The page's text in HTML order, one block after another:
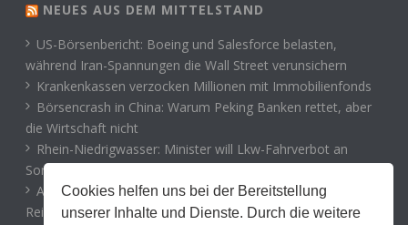
Cookies helfen uns bei der Bereitstellung
unserer Inhalte und Dienste. Durch die weitere
NEUES AUS DEM MITTELSTAND
US-Börsenbericht: Boeing und Salesforce belasten,
während Iran-Spannungen die Wall Street verunsichern
Krankenkassen verzocken Millionen mit Immobilienfonds
Börsencrash in China: Warum Peking Banken rettet, aber
die Wirtschaft nicht
Rhein-Niedrigwasser: Minister will Lkw-Fahrverbot an
Sonn- und Feiertagen kippen
Adieu Frankreich, adieu Deutschland: Wohin Europas
Reiche ziehen